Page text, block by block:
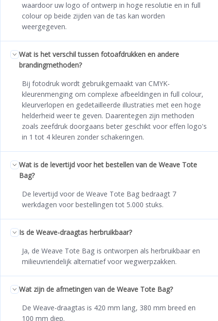
waardoor uw logo of ontwerp in hoge resolutie en in full
colour op beide zijden van de tas kan worden
weergegeven.
Wat is het verschil tussen fotoafdrukken en andere
brandingmethoden?
Bij fotodruk wordt gebruikgemaakt van CMYK-
kleurenmenging om complexe afbeeldingen in full colour,
kleurverlopen en gedetailleerde illustraties met een hoge
helderheid weer te geven. Daarentegen zijn methoden
zoals zeefdruk doorgaans beter geschikt voor effen logo's
in 1 tot 4 kleuren zonder schakeringen.
Wat is de levertijd voor het bestellen van de Weave Tote
Bag?
De levertijd voor de Weave Tote Bag bedraagt 7
werkdagen voor bestellingen tot 5.000 stuks.
Is de Weave-draagtas herbruikbaar?
Ja, de Weave Tote Bag is ontworpen als herbruikbaar en
milieuvriendelijk alternatief voor wegwerpzakken.
Wat zijn de afmetingen van de Weave Tote Bag?
De Weave-draagtas is 420 mm lang, 380 mm breed en
100 mm diep.